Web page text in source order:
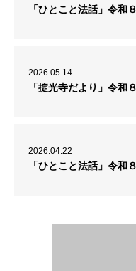
「ひとこと法話」令和
2026.05.14
「掟光寺だより」令和
2026.04.22
「ひとこと法話」令和